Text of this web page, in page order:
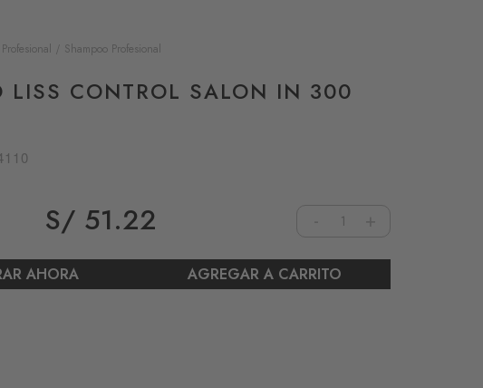
Shampoo Profesional
LISS CONTROL SALON IN 300
S/ 51.22
AGREGAR A CARRITO